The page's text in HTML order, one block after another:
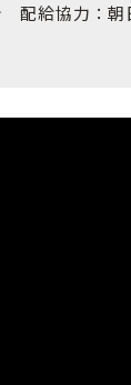
配給協力：